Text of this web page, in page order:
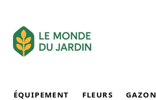
ÉQUIPEMENT FLEURS GAZON